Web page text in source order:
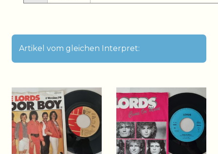
Artikel vom gleichen Interpret: